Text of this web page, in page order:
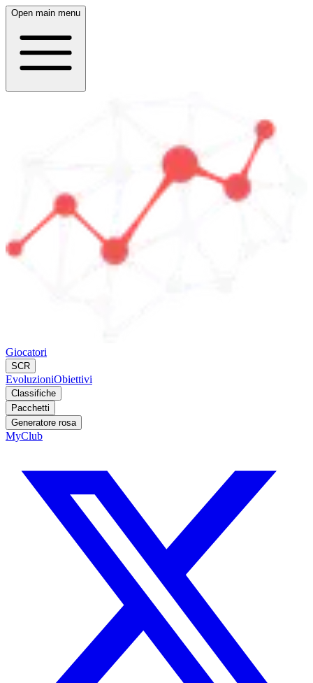
Open main menu
Giocatori
SCR
EvoluzioniObiettivi
Classifiche
Pacchetti
Generatore rosa
MyClub